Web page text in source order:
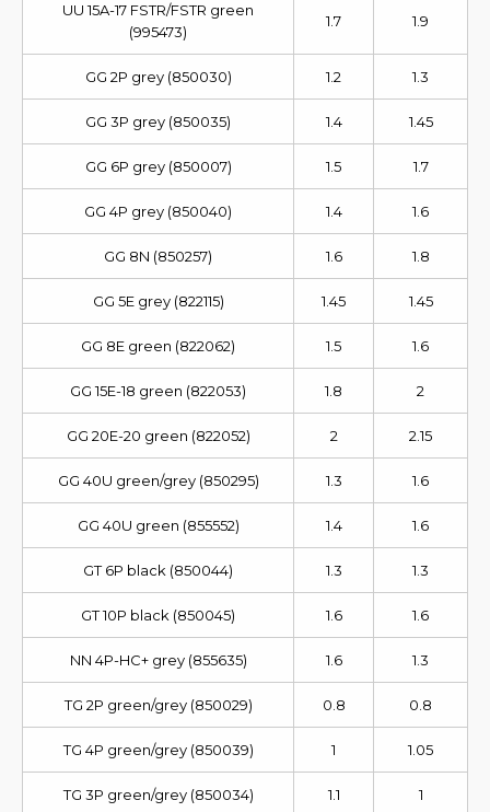
UU 15A-17 FSTR/FSTR green
(995473)
1.7 1.9
GG 2P grey (850030) 1.2 1.3
GG 3P grey (850035) 1.4 1.45
GG 6P grey (850007) 1.5 1.7
GG 4P grey (850040) 1.4 1.6
GG 8N (850257) 1.6 1.8
GG 5E grey (822115) 1.45 1.45
GG 8E green (822062) 1.5 1.6
GG 15E-18 green (822053) 1.8 2
GG 20E-20 green (822052) 2 2.15
GG 40U green/grey (850295) 1.3 1.6
GG 40U green (855552) 1.4 1.6
GT 6P black (850044) 1.3 1.3
GT 10P black (850045) 1.6 1.6
NN 4P-HC+ grey (855635) 1.6 1.3
TG 2P green/grey (850029) 0.8 0.8
TG 4P green/grey (850039) 1 1.05
TG 3P green/grey (850034) 1.1 1